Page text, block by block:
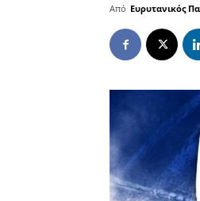
Από Ευρυτανικός